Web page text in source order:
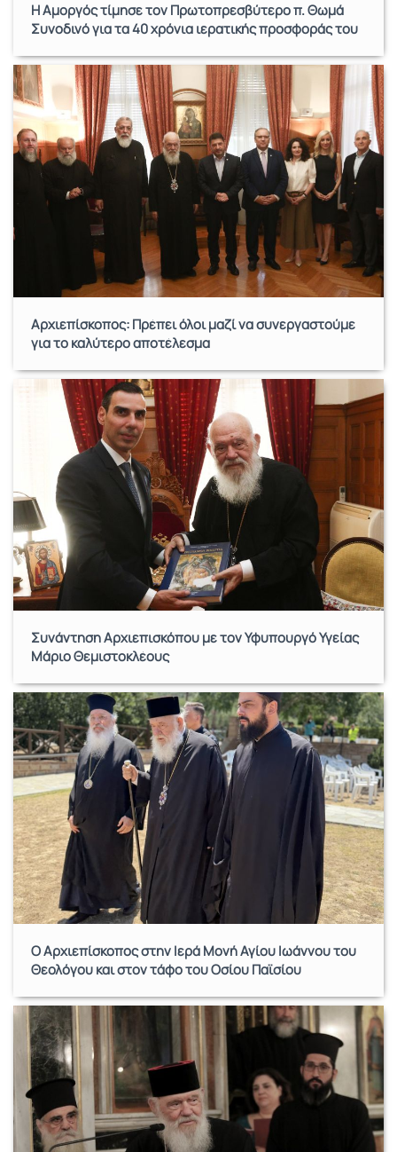
Η Αμοργός τίμησε τον Πρωτοπρεσβύτερο π. Θωμά
Συνοδινό για τα 40 χρόνια ιερατικής προσφοράς του
Αρχιεπίσκοπος: Πρέπει όλοι μαζί να συνεργαστούμε
για το καλύτερο αποτέλεσμα
Συνάντηση Αρχιεπισκόπου με τον Υφυπουργό Υγείας
Μάριο Θεμιστοκλέους
Ο Αρχιεπίσκοπος στην Ιερά Μονή Αγίου Ιωάννου του
Θεολόγου και στον τάφο του Οσίου Παϊσίου